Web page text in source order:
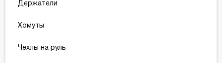
Держатели
Хомуты
Чехлы на руль